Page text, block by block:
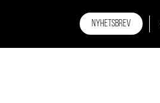
NYHETSBREV